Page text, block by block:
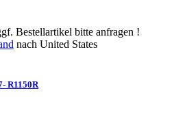
nach United States
R1150R